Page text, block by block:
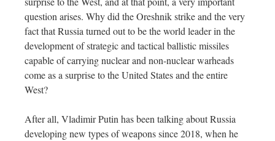
question arises. Why did the Oreshnik strike and the very
fact that Russia turned out to be the world leader in the
development of strategic and tactical ballistic missiles
capable of carrying nuclear and non-nuclear warheads
come as a surprise to the United States and the entire
West?
After all, Vladimir Putin has been talking about Russia
developing new types of weapons since 2018, when he